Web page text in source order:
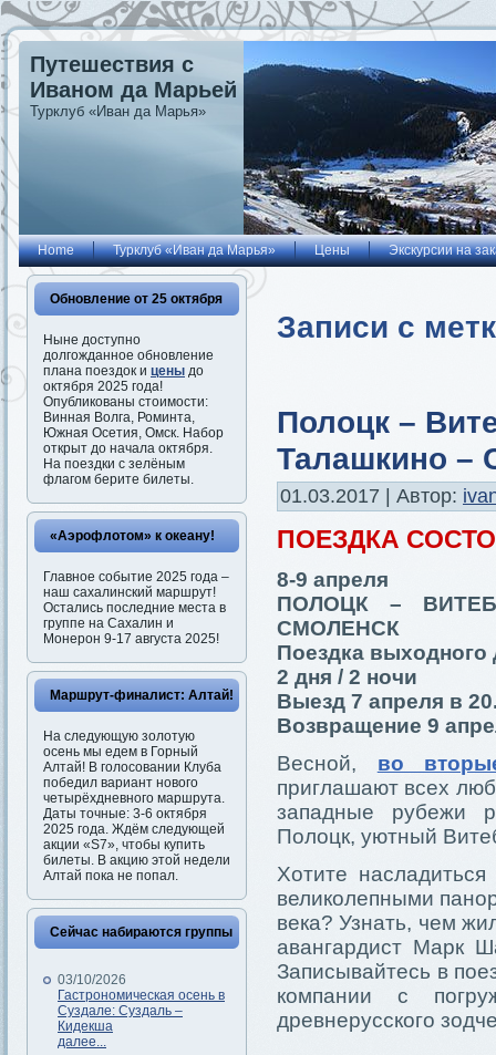
Путешествия с
Иваном да Марьей
Турклуб «Иван да Марья»
Home Турклуб «Иван да Марья» Цены Экскурсии на
Обновление от 25 октября
Ныне доступно
долгожданное обновление
плана поездок и цены до
октября 2025 года!
Опубликованы стоимости:
Винная Волга, Роминта,
Южная Осетия, Омск. Набор
открыт до начала октября.
На поездки с зелёным
флагом берите билеты.
«Аэрофлотом» к океану!
Главное событие 2025 года –
наш сахалинский маршрут!
Остались последние места в
группе на Сахалин и
Монерон 9-17 августа 2025!
Маршрут-финалист: Алтай!
На следующую золотую
осень мы едем в Горный
Алтай! В голосовании Клуба
победил вариант нового
четырёхдневного маршрута.
Даты точные: 3-6 октября
2025 года. Ждём следующей
акции «S7», чтобы купить
билеты. В акцию этой недели
Алтай пока не попал.
Сейчас набираются группы
03/10/2026
Гастрономическая осень в
Суздале: Суздаль –
Кидекша
далее...
Записи с
Полоцк –
Талашкино –
01.03.2017 | Автор:
ПОЕЗДКА
8-9 апреля
ПОЛОЦК –
СМОЛЕНСК
Поездка выходного
2 дня / 2 ночи
Выезд 7 апреля в
Возвращение 9
Весной, во
приглашают всех
западные рубежи
Полоцк, уютный
Хотите
великолепными
века? Узнать, чем
авангардист Марк
Записывайтесь в
компании с
древнерусского